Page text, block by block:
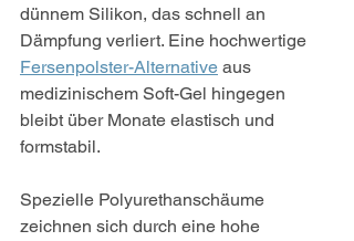
dünnem Silikon, das schnell an
Dämpfung verliert. Eine hochwertige
Fersenpolster-Alternative aus
medizinischem Soft-Gel hingegen
bleibt über Monate elastisch und
formstabil.
Spezielle Polyurethanschäume
zeichnen sich durch eine hohe